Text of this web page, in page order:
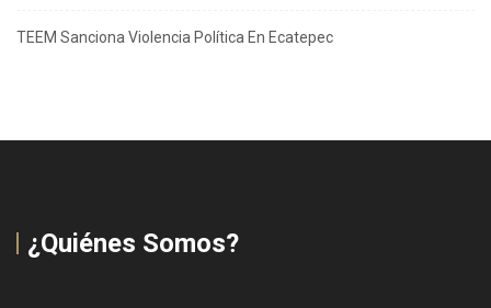
TEEM Sanciona Violencia Política En Ecatepec
¿Quiénes Somos?